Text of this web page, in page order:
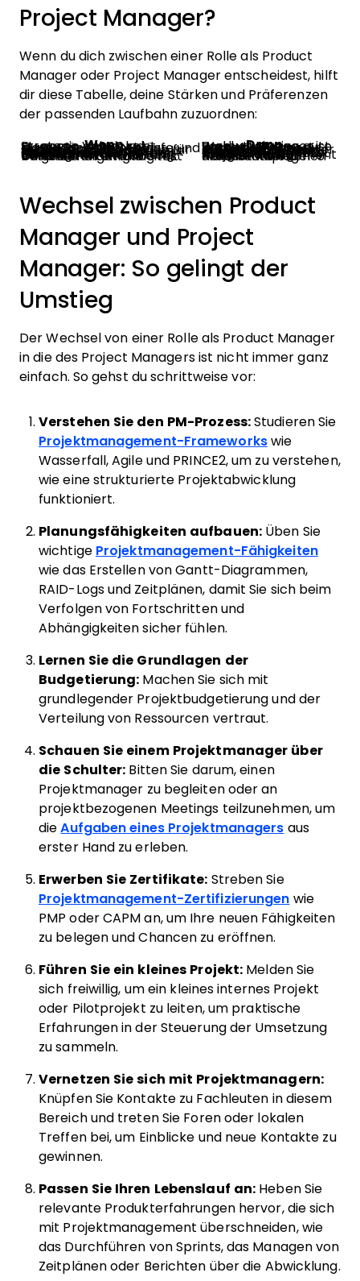
Project Manager?
Wenn du dich zwischen einer Rolle als Product
Manager oder Project Manager entscheidest, hilft
dir diese Tabelle, deine Stärken und Präferenzen
der passenden Laufbahn zuzuordnen:
Wenn ... Dann ...
Du gerne Vision und Strategie entwickelst Product Manager ist vermutlich eine gute Wahl
Du strukturierte Abläufe und klare Pläne bevorzugst Project Manager passt besser zu dir
Dir wichtig ist, Lösungen für Nutzer zu bauen, die begeistern Als Product Manager entfaltest du mehr Wirkung
Du gerne Fortschritt verfolgst und fristgerecht lieferst Project Manager entspricht deinem Stil
Du eine Managementkarriere im Business anstrebst Product Management bietet einen direkten Weg
Du schneller Führungsverantwortung übernehmen möchtest Project Management bringt dich oft rascher dahin
Du gerne im Umgang mit Unsicherheiten und Veränderungen arbeitest Product Manager-Rollen entsprechen diesem Umfeld
Wechsel zwischen Product
Manager und Project
Manager: So gelingt der
Umstieg
Der Wechsel von einer Rolle als Product Manager
in die des Project Managers ist nicht immer ganz
einfach. So gehst du schrittweise vor:
Verstehen Sie den PM-Prozess:Studieren Sie
Projektmanagement-Frameworkswie
Wasserfall, Agile und PRINCE2, um zu verstehen,
wie eine strukturierte Projektabwicklung
funktioniert.
Planungsfähigkeiten aufbauen:Üben Sie
wichtige Projektmanagement-Fähigkeiten
wie das Erstellen von Gantt-Diagrammen,
RAID-Logs und Zeitplänen, damit Sie sich beim
Verfolgen von Fortschritten und
Abhängigkeiten sicher fühlen.
Lernen Sie die Grundlagen der
Budgetierung: Machen Sie sich mit
grundlegender Projektbudgetierung und der
Verteilung von Ressourcen vertraut.
Schauen Sie einem Projektmanager über
die Schulter: Bitten Sie darum, einen
Projektmanager zu begleiten oder an
projektbezogenen Meetings teilzunehmen, um
die Aufgaben eines Projektmanagers aus
erster Hand zu erleben.
Erwerben Sie Zertifikate: Streben Sie
Projektmanagement-Zertifizierungen wie
PMP oder CAPM an, um Ihre neuen Fähigkeiten
zu belegen und Chancen zu eröffnen.
Führen Sie ein kleines Projekt: Melden Sie
sich freiwillig, um ein kleines internes Projekt
oder Pilotprojekt zu leiten, um praktische
Erfahrungen in der Steuerung der Umsetzung
zu sammeln.
Vernetzen Sie sich mit Projektmanagern:
Knüpfen Sie Kontakte zu Fachleuten in diesem
Bereich und treten Sie Foren oder lokalen
Treffen bei, um Einblicke und neue Kontakte zu
gewinnen.
Passen Sie Ihren Lebenslauf an: Heben Sie
relevante Produkterfahrungen hervor, die sich
mit Projektmanagement überschneiden, wie
das Durchführen von Sprints, das Managen von
Zeitplänen oder Berichten über die Abwicklung.